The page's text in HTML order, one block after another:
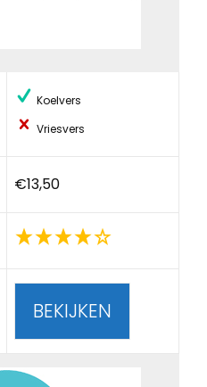
Koelvers
Vriesvers
€13,50
BEKIJKEN